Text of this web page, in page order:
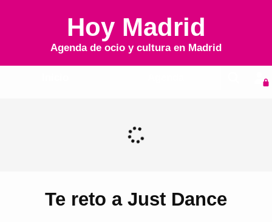
Hoy Madrid
Agenda de ocio y cultura en Madrid
Te reto a Just Dance